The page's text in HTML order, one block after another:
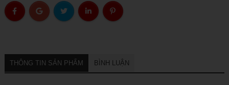
THÔNG TIN SẢN PHẨM BÌNH LUẬN